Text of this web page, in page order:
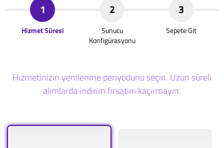
1
Hizmet Süresi
2
Sunucu
Konfigürasyonu
3
Sepete Git
Hizmetinizin yenilenme periyodunu seçin. Uzun süreli
alımlarda indirim fırsatını kaçırmayın.